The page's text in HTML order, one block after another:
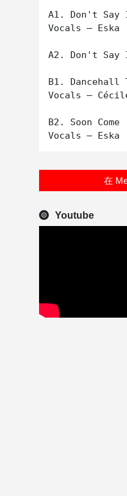
A1. Don't
Vocals – Eska
A2. Don't
B1.
Vocals –
B2. Soon Come
在
Youtube